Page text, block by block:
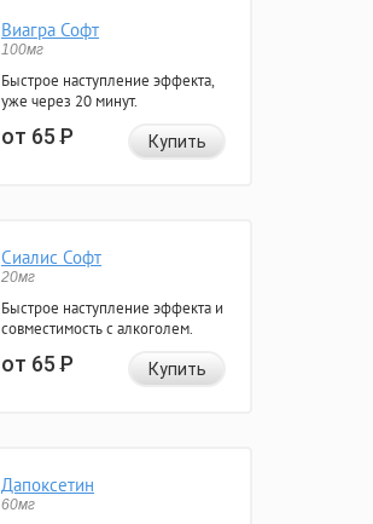
Виагра Софт
100мг
Быстрое наступление эффекта,
уже через 20 минут.
от 65Р Купить
Сиалис Софт
20мг
Быстрое наступление эффекта и
совместимость с алкоголем.
от 65Р Купить
Дапоксетин
60мг